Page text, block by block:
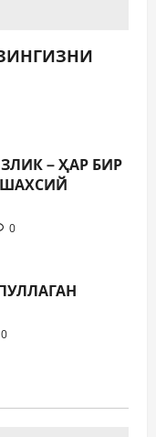
– ҲАР БИР
0
0